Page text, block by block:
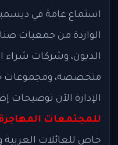
الواردة من جمعيات
الديون، وشركات شراء
متخصصة، ومجموعات
الإدارة الآن توضيحات
للمجتمعات المهاجرة
خاص للعائلات العربية